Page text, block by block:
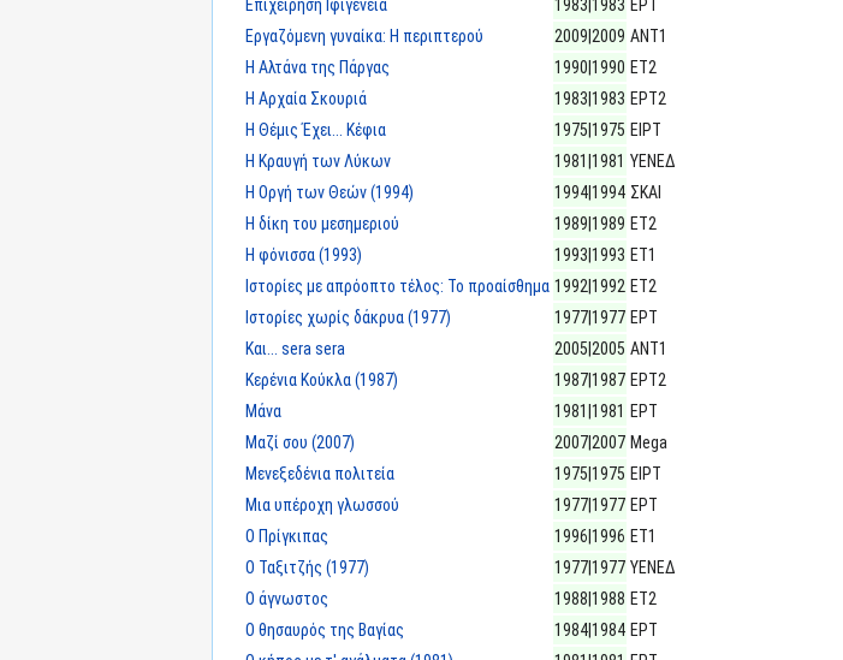
Επιχείρηση Ιφιγένεια
1983|1983 ΕΡΤ
Εργαζόμενη γυναίκα: Η περιπτερού
2009|2009 ΑΝΤ1
Η Αλτάνα της Πάργας
1990|1990 ΕΤ2
Η Αρχαία Σκουριά
1983|1983 ΕΡΤ2
Η Θέμις Έχει... Κέφια
1975|1975 ΕΙΡΤ
Η Κραυγή των Λύκων
1981|1981 ΥΕΝΕΔ
Η Οργή των Θεών (1994)
1994|1994 ΣΚΑΙ
Η δίκη του μεσημεριού
1989|1989 ΕΤ2
Η φόνισσα (1993)
1993|1993 ΕΤ1
Ιστορίες με απρόοπτο τέλος: Το προαίσθημα 1992|1992 ΕΤ2
Ιστορίες χωρίς δάκρυα (1977)
1977|1977 ΕΡΤ
Και... sera sera
2005|2005 ΑΝΤ1
Κερένια Κούκλα (1987)
1987|1987 ΕΡΤ2
Μάνα
1981|1981 ΕΡΤ
Μαζί σου (2007)
2007|2007 Mega
Μενεξεδένια πολιτεία
1975|1975 ΕΙΡΤ
Μια υπέροχη γλωσσού
1977|1977 ΕΡΤ
Ο Πρίγκιπας
1996|1996 ΕΤ1
Ο Ταξιτζής (1977)
1977|1977 ΥΕΝΕΔ
Ο άγνωστος
1988|1988 ΕΤ2
Ο θησαυρός της Βαγίας
1984|1984 ΕΡΤ